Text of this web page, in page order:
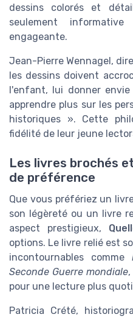
dessins colorés et
seulement
engageante.
Jean-Pierre Wennagel,
les dessins doivent
l'enfant, lui donner
apprendre plus sur les
historiques ». Cette
fidélité de leur jeune
Les livres brochés
de préférence
Que vous préfériez un
son légèreté ou un livre
aspect prestigieux,
options. Le livre relié est
incontournables comme
Seconde Guerre mondiale,
pour une lecture plus
Patricia Crété,